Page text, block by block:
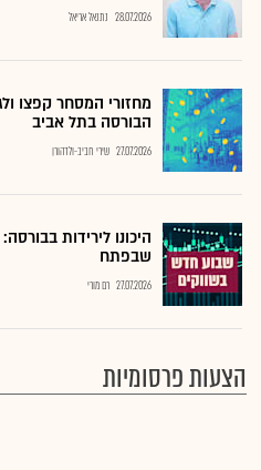
28.07.2026 נתנאל אריאל
מחזורי המסחר קפצו
הבורסה בתל אביב
27.07.2026 שירי חביב-ולדהורן
היכונו לירידות
שבפתח
27.07.2026 רם מורי
הצעות פרסומיות